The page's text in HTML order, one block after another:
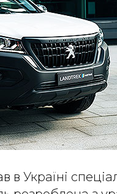
в Україні